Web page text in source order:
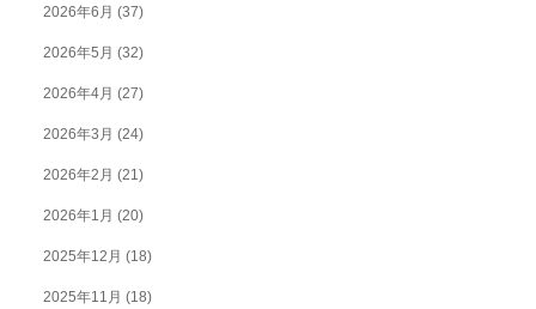
2026年6月 (37)
2026年5月 (32)
2026年4月 (27)
2026年3月 (24)
2026年2月 (21)
2026年1月 (20)
2025年12月 (18)
2025年11月 (18)